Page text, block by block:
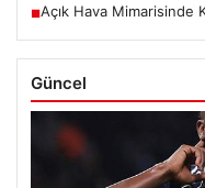
■Açık Hava Mimarisinde
Güncel